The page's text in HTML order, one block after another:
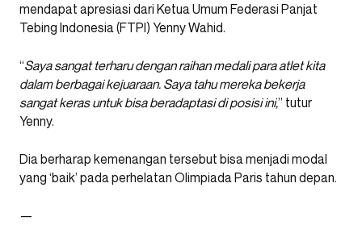
mendapat apresiasi dari Ketua Umum Federasi Panjat
Tebing Indonesia (FTPI) Yenny Wahid.
“Saya sangat terharu dengan raihan medali para atlet kita
dalam berbagai kejuaraan. Saya tahu mereka bekerja
sangat keras untuk bisa beradaptasi di posisi ini,” tutur
Yenny.
Dia berharap kemenangan tersebut bisa menjadi modal
yang ‘baik’ pada perhelatan Olimpiada Paris tahun depan.
—